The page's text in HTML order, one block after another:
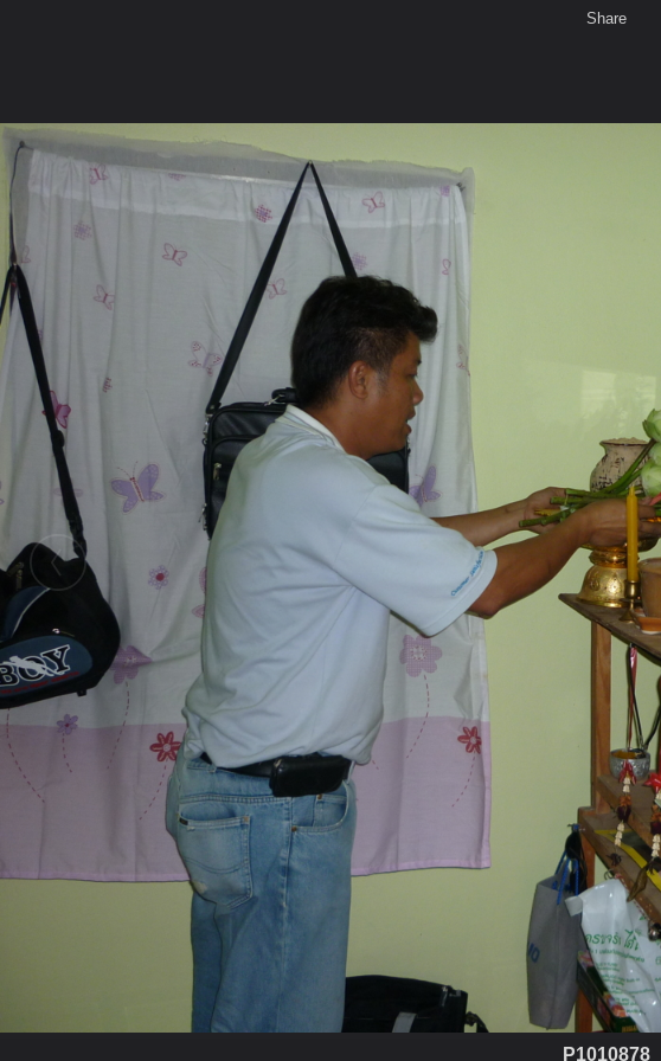
หน้าแรก Jacksmith
P1010878
หน้าแรก เว็บบอร์ด มีอะไรใหม่ วิดีโอ รูปภาพ
หมวดหมู่ คอลเล็คชั่น สถานที่
เสียงธรรม
Share
P1010878